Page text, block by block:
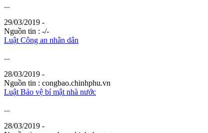
...
29/03/2019 -
Nguồn tin : -/-
Luật Công an nhân dân
...
28/03/2019 -
Nguồn tin : congbao.chinhphu.vn
Luật Bảo vệ bí mật nhà nước
...
28/03/2019 -